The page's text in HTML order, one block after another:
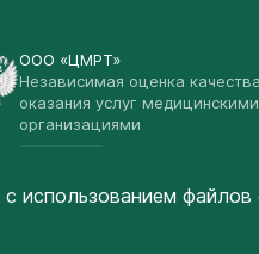
ООО «ЦМРТ»
Независимая оценка
оказания услуг медицинскими
организациями
с использованием файлов